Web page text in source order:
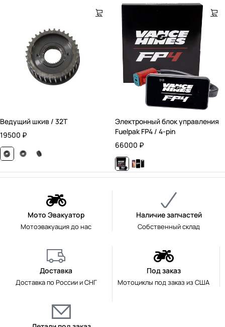
Ведущий шкив / 32T
19500 ₽
Электронный блок управления
Fuelpak FP4 / 4-pin
66000 ₽
Мото Эвакуатор
Мотоэвакуация до нас
Наличие запчастей
Собственный склад
Доставка
Доставка по России и СНГ
Под заказ
Мотоциклы под заказ из США